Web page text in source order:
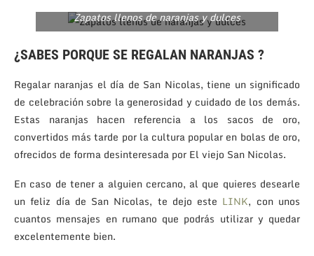
Zapatos llenos de naranjas y dulces
¿SABES PORQUE SE REGALAN NARANJAS ?
Regalar naranjas el día de San Nicolas, tiene un significado
de celebración sobre la generosidad y cuidado de los demás.
Estas naranjas hacen referencia a los sacos de oro,
convertidos más tarde por la cultura popular en bolas de oro,
ofrecidos de forma desinteresada por El viejo San Nicolas.
En caso de tener a alguien cercano, al que quieres desearle
un feliz día de San Nicolas, te dejo este LINK, con unos
cuantos mensajes en rumano que podrás utilizar y quedar
excelentemente bien.